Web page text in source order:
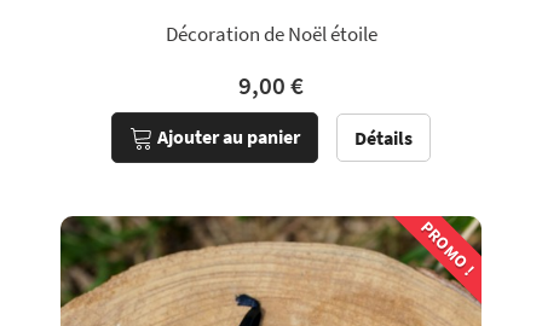
Décoration de Noël étoile
9,00 €
Ajouter au panier Détails
PROMO !